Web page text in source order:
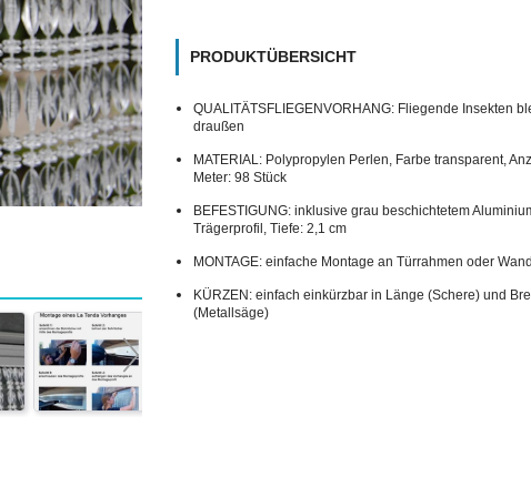
PRODUKTÜBERSICHT
QUALITÄTSFLIEGENVORHANG: Fliegende Insekten
draußen
MATERIAL: Polypropylen Perlen, Farbe transparent,
Meter: 98 Stück
BEFESTIGUNG: inklusive grau beschichtetem
Trägerprofil, Tiefe: 2,1 cm
MONTAGE: einfache Montage an Türrahmen oder Wand
KÜRZEN: einfach einkürzbar in Länge (Schere) und
(Metallsäge)